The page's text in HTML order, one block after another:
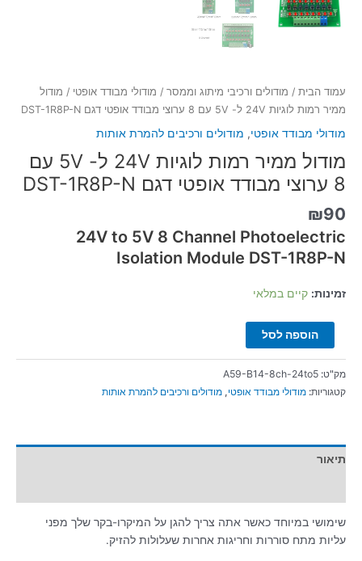
עמוד הבית / מודולים ורכיבי מיתוג וממסר / מודולי מבודד אופטי / מודול
ממיר רמות לוגיות 24V ל- 5V עם 8 ערוצי מבודד אופטי דגם DST-1R8P-N
מודולי מבודד אופטי, מודולים ורכיבים להמרת אותות
מודול ממיר רמות לוגיות 24V ל- 5V עם
8 ערוצי מבודד אופטי דגם DST-1R8P-N
₪90
24V to 5V 8 Channel Photoelectric
Isolation Module DST-1R8P-N
זמינות: קיים במלאי
דגם
DST-
הוספה לסל
מק"ט: A59-B14-8ch-24to5
קטגוריות: מודולי מבודד אופטי , מודולים ורכיבים להמרת אותות
תיאור
שימושי במיוחד כאשר אתה צריך להגן על המיקרו-בקר שלך מפני
עליות מתח סוררות וחריגות אחרות שעלולות להזיק.